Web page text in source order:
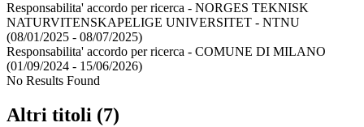
Responsabilita' accordo per ricerca - NORGES TEKNISK
NATURVITENSKAPELIGE UNIVERSITET - NTNU
(08/01/2025 - 08/07/2025)
Responsabilita' accordo per ricerca - COMUNE DI MILANO
(01/09/2024 - 15/06/2026)
No Results Found
Altri titoli (7)